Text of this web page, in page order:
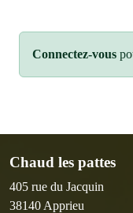
Connectez-vous
Chaud les pattes
405 rue du Jacquin
38140 Apprieu